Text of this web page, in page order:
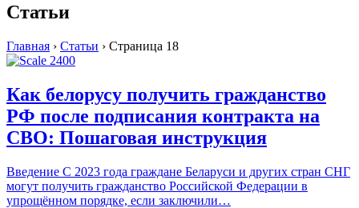
Статьи
Главная › Статьи › Страница 18
Как белорусу получить гражданство
РФ после подписания контракта на
СВО: Пошаговая инструкция
Введение С 2023 года граждане Беларуси и других стран СНГ
могут получить гражданство Российской Федерации в
упрощённом порядке, если заключили…